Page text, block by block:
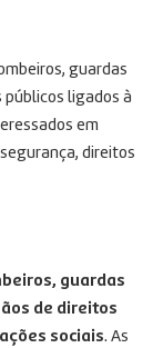
guardas
públicos ligados à
em
direitos
guardas
de direitos
sociais. As